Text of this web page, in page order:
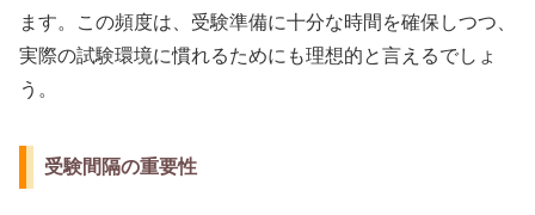
ます。この頻度は、受験準備に十分な時間を確保しつつ、
実際の試験環境に慣れるためにも理想的と言えるでしょ
う。
受験間隔の重要性